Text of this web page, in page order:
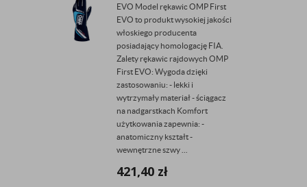
EVO Model rękawic OMP First
EVO to produkt wysokiej jakości
włoskiego producenta
posiadający homologację FIA.
Zalety rękawic rajdowych OMP
First EVO: Wygoda dzięki
zastosowaniu: - lekki i
wytrzymały materiał - ściągacz
na nadgarstkach Komfort
użytkowania zapewnia: -
anatomiczny kształt -
wewnętrzne szwy ...
421,40 zł